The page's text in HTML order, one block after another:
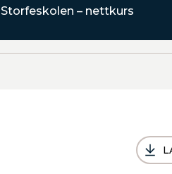
Storfeskolen – nettkurs